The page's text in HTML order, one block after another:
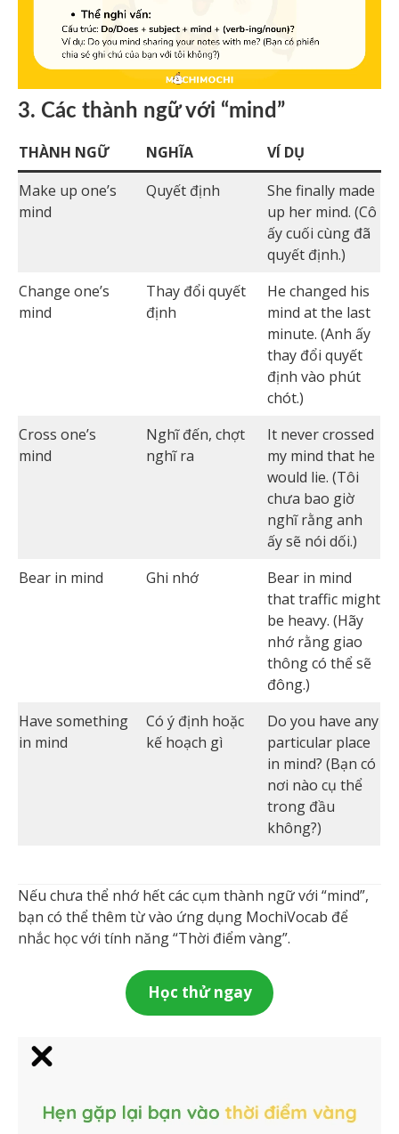
3. Các thành ngữ với “mind”
THÀNH NGỮ NGHĨA
VÍ DỤ
Make up one’s
mind
Quyết định
She finally made
up her mind. (Cô
ấy cuối cùng đã
quyết định.)
Change one’s
mind
Thay đổi quyết
định
He changed his
mind at the last
minute. (Anh ấy
thay đổi quyết
định vào phút
chót.)
Cross one’s
mind
Nghĩ đến, chợt
nghĩ ra
It never crossed
my mind that he
would lie. (Tôi
chưa bao giờ
nghĩ rằng anh
ấy sẽ nói dối.)
Bear in mind
Ghi nhớ
Bear in mind
that traffic might
be heavy. (Hãy
nhớ rằng giao
thông có thể sẽ
đông.)
Have something
in mind
Có ý định hoặc
kế hoạch gì
Do you have any
particular place
in mind? (Bạn có
nơi nào cụ thể
trong đầu
không?)
Nếu chưa thể nhớ hết các cụm thành ngữ với “mind”,
bạn có thể thêm từ vào ứng dụng MochiVocab để
nhắc học với tính năng “Thời điểm vàng”.
Học thử ngay